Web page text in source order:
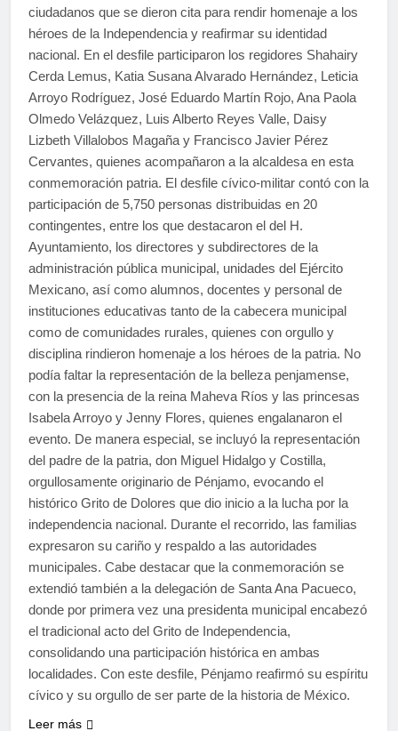
ciudadanos que se dieron cita para rendir homenaje a los
héroes de la Independencia y reafirmar su identidad
nacional. En el desfile participaron los regidores Shahairy
Cerda Lemus, Katia Susana Alvarado Hernández, Leticia
Arroyo Rodríguez, José Eduardo Martín Rojo, Ana Paola
Olmedo Velázquez, Luis Alberto Reyes Valle, Daisy
Lizbeth Villalobos Magaña y Francisco Javier Pérez
Cervantes, quienes acompañaron a la alcaldesa en esta
conmemoración patria. El desfile cívico-militar contó con la
participación de 5,750 personas distribuidas en 20
contingentes, entre los que destacaron el del H.
Ayuntamiento, los directores y subdirectores de la
administración pública municipal, unidades del Ejército
Mexicano, así como alumnos, docentes y personal de
instituciones educativas tanto de la cabecera municipal
como de comunidades rurales, quienes con orgullo y
disciplina rindieron homenaje a los héroes de la patria. No
podía faltar la representación de la belleza penjamense,
con la presencia de la reina Maheva Ríos y las princesas
Isabela Arroyo y Jenny Flores, quienes engalanaron el
evento. De manera especial, se incluyó la representación
del padre de la patria, don Miguel Hidalgo y Costilla,
orgullosamente originario de Pénjamo, evocando el
histórico Grito de Dolores que dio inicio a la lucha por la
independencia nacional. Durante el recorrido, las familias
expresaron su cariño y respaldo a las autoridades
municipales. Cabe destacar que la conmemoración se
extendió también a la delegación de Santa Ana Pacueco,
donde por primera vez una presidenta municipal encabezó
el tradicional acto del Grito de Independencia,
consolidando una participación histórica en ambas
localidades. Con este desfile, Pénjamo reafirmó su espíritu
cívico y su orgullo de ser parte de la historia de México.
Leer más